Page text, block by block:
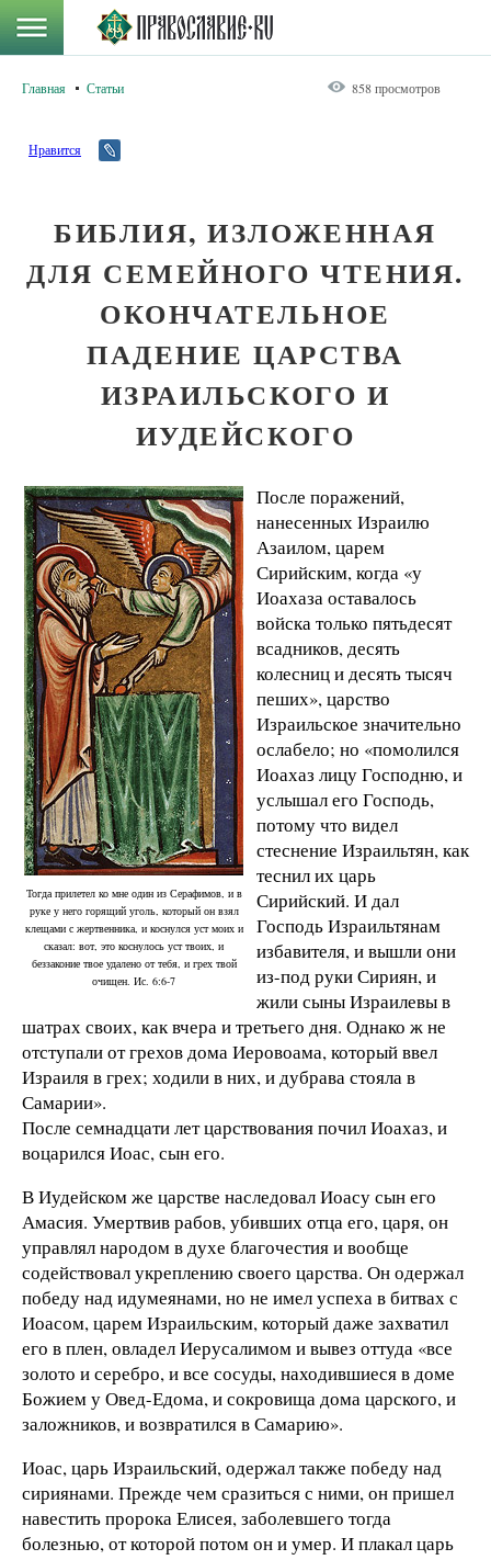
Главная Статьи 858 просмотров
Нравится
БИБЛИЯ, ИЗЛОЖЕННАЯ
ДЛЯ СЕМЕЙНОГО ЧТЕНИЯ.
ОКОНЧАТЕЛЬНОЕ
ПАДЕНИЕ ЦАРСТВА
ИЗРАИЛЬСКОГО И
ИУДЕЙСКОГО
Тогда прилетел ко мне один из Серафимов, и в
руке у него горящий уголь, который он взял
клещами с жертвенника, и коснулся уст моих и
сказал: вот, это коснулось уст твоих, и
беззаконие твое удалено от тебя, и грех твой
очищен. Ис. 6:6-7
После поражений,
нанесенных Израилю
Азаилом, царем
Сирийским, когда «у
Иоахаза оставалось
войска только пятьдесят
всадников, десять
колесниц и десять тысяч
пеших», царство
Израильское значительно
ослабело; но «помолился
Иоахаз лицу Господню, и
услышал его Господь,
потому что видел
стеснение Израильтян, как
теснил их царь
Сирийский. И дал
Господь Израильтянам
избавителя, и вышли они
из-под руки Сириян, и
жили сыны Израилевы в
шатрах своих, как вчера и третьего дня. Однако ж не
отступали от грехов дома Иеровоама, который ввел
Израиля в грех; ходили в них, и дубрава стояла в
Самарии».
После семнадцати лет царствования почил Иоахаз, и
воцарился Иоас, сын его.
В Иудейском же царстве наследовал Иоасу сын его
Амасия. Умертвив рабов, убивших отца его, царя, он
управлял народом в духе благочестия и вообще
содействовал укреплению своего царства. Он одержал
победу над идумеянами, но не имел успеха в битвах с
Иоасом, царем Израильским, который даже захватил
его в плен, овладел Иерусалимом и вывез оттуда «все
золото и серебро, и все сосуды, находившиеся в доме
Божием у Овед-Едома, и сокровища дома царского, и
заложников, и возвратился в Самарию».
Иоас, царь Израильский, одержал также победу над
сириянами. Прежде чем сразиться с ними, он пришел
навестить пророка Елисея, заболевшего тогда
болезнью, от которой потом он и умер. И плакал царь